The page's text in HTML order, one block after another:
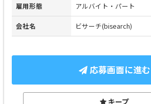
雇用形態 アルバイト・パート
会社名 ビサーチ(bisearch)
応募画面に進む
キープ